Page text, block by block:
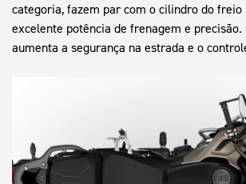
categoria, fazem par com o cilindro do freio
excelente potência de frenagem e precisão.
aumenta a segurança na estrada e o